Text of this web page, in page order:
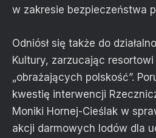
w zakresie bezpieczeństwa
Odniósł się także do
Kultury, zarzucając
„obrażających polskość”.
kwestię interwencji
Moniki Hornej-Cieślak w
akcji darmowych lodów dla